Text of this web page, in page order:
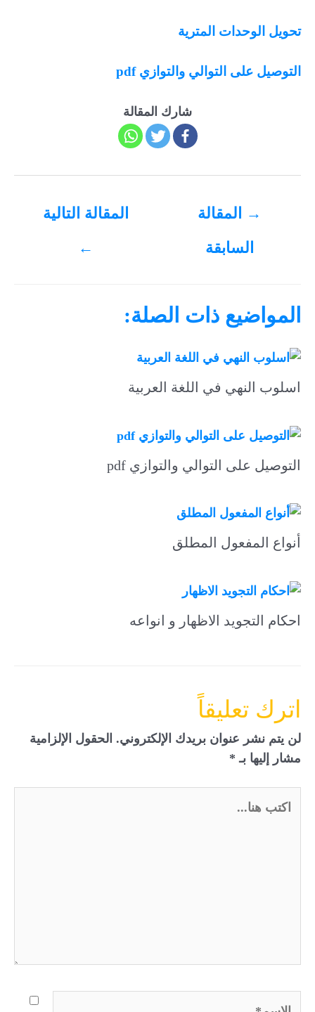
تحويل الوحدات المترية
التوصيل على التوالي والتوازي pdf
شارك المقالة
→
المقالة
السابقة
المقالة التالية
←
المواضيع ذات الصلة:
اسلوب النهي في اللغة العربية
التوصيل على التوالي والتوازي pdf
أنواع المفعول المطلق
احكام التجويد الاظهار و انواعه
اترك تعليقاً
لن يتم نشر عنوان بريدك الإلكتروني. الحقول الإلزامية
مشار إليها بـ *
هنا...